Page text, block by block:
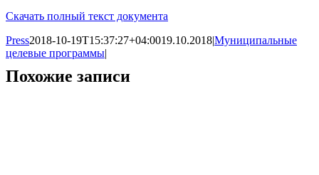
Скачать полный текст документа
Press2018-10-19T15:37:27+04:0019.10.2018|Муниципальные
целевые программы|
Похожие записи